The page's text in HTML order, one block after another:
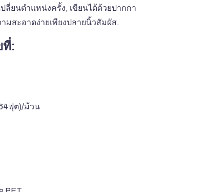
ปลี่ยนตำแหน่งครั้ง, เขียนได้ด้วยปากกา
มสะอาดง่ายเพียงปลายนิ้วสัมผัส.
ที่:
ฟุต)/ม้วน